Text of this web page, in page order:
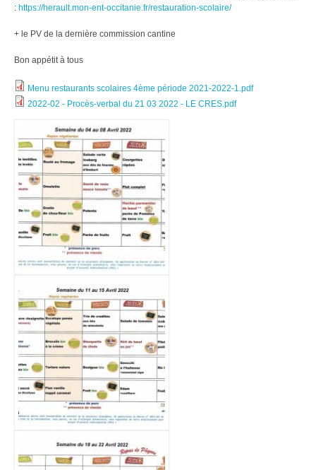
: https://herault.mon-ent-occitanie.fr/restauration-scolaire/
+ le PV de la dernière commission cantine
Bon appétit à tous
Menu restaurants scolaires 4ème période 2021-2022-1.pdf
2022-02 - Procès-verbal du 21 03 2022 - LE CRES.pdf